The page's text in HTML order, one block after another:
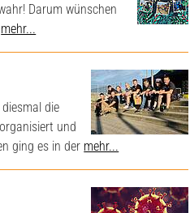
Darum wünschen
mehr...
die
und
ging es in der mehr...